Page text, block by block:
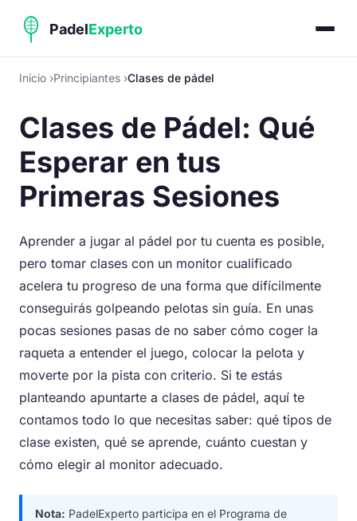
Inicio Principiantes Clases de pádel
Clases de Pádel: Qué
Esperar en tus
Primeras Sesiones
Aprender a jugar al pádel por tu cuenta es posible,
pero tomar clases con un monitor cualificado
acelera tu progreso de una forma que difícilmente
conseguirás golpeando pelotas sin guía. En unas
pocas sesiones pasas de no saber cómo coger la
raqueta a entender el juego, colocar la pelota y
moverte por la pista con criterio. Si te estás
planteando apuntarte a clases de pádel, aquí te
contamos todo lo que necesitas saber: qué tipos de
clase existen, qué se aprende, cuánto cuestan y
cómo elegir al monitor adecuado.
Nota: PadelExperto participa en el Programa de